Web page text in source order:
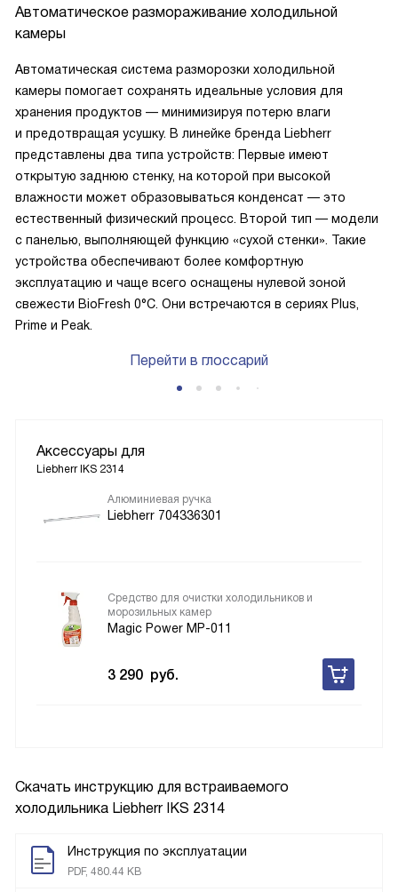
Скачать инструкцию для встраиваемого
холодильника Liebherr IKS 2314
Инструкция по эксплуатации
PDF, 480.44 KB
Автоматическое размораживание холодильной
камеры
Автоматическая система разморозки холодильной
камеры помогает сохранять идеальные условия для
хранения продуктов — минимизируя потерю влаги
и предотвращая усушку. В линейке бренда Liebherr
представлены два типа устройств: Первые имеют
открытую заднюю стенку, на которой при высокой
влажности может образовываться конденсат — это
естественный физический процесс. Второй тип — модели
с панелью, выполняющей функцию «сухой стенки». Такие
устройства обеспечивают более комфортную
эксплуатацию и чаще всего оснащены нулевой зоной
свежести BioFresh 0°C. Они встречаются в сериях Plus,
Prime и Peak.
Перейти в глоссарий
Аксессуары для
Liebherr IKS 2314
Алюминиевая ручка
Liebherr 704336301
Средство для очистки холодильников и
морозильных камер
Magic Power MP-011
3 290 руб.